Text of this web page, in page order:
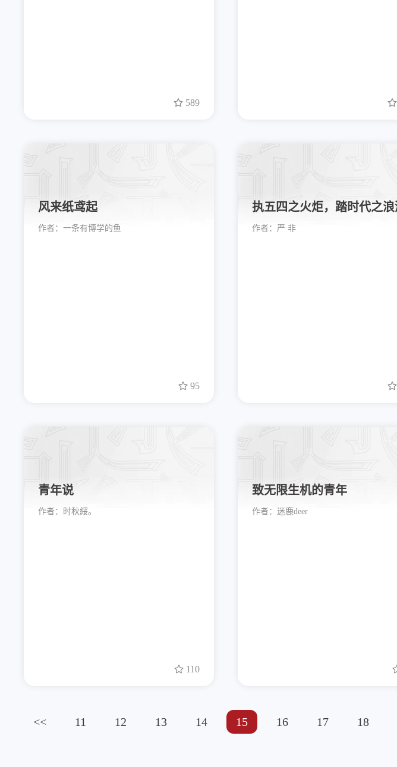
589
风来纸鸢起
作者： 一条有博学的鱼
95
执五四之火炬，踏时代之浪
作者： 严 非
青年说
作者： 时秋綏。
110
致无限生机的青年
作者： 迷鹿deer
<< 11 12 13 14 15 16 17 18